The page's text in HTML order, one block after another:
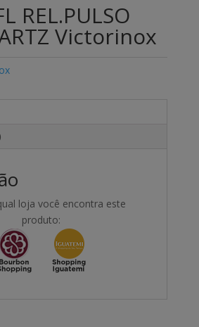
REL.PULSO
Victorinox
loja você encontra este
produto: